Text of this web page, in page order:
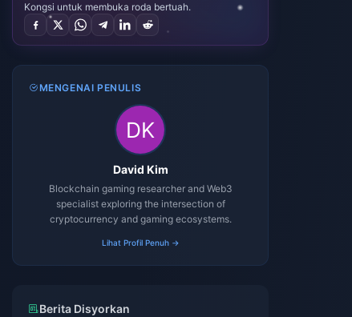
Kongsi untuk membuka roda bertuah.
MENGENAI PENULIS
David Kim
Blockchain gaming researcher and Web3
specialist exploring the intersection of
cryptocurrency and gaming ecosystems.
Lihat Profil Penuh →
Berita Disyorkan